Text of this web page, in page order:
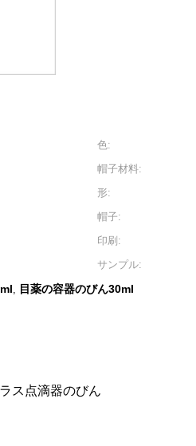
色:
帽子材料:
形:
帽子:
印刷:
サンプル:
, 目薬の容器のびん30ml
ス点滴器のびん